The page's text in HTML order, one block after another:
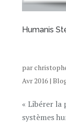
Humanis
par
Avr 2016|
« Libérer la
systèmes